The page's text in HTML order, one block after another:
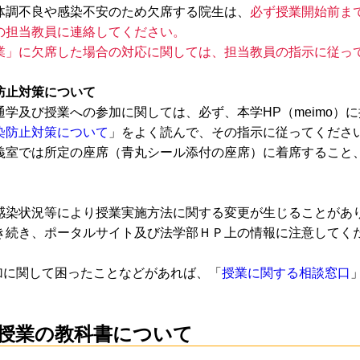
調不良や感染不安のため欠席する院生は、 必ず授業開始前ま
担当教員に連絡してください。
」に欠席した場合の対応に関しては、担当教員の指示に従っ
止対策について
学及び授業への参加に関しては、必ず、本学HP（meimo）
防止対策について 」をよく読んで、その指示に従ってくだ
室では所定の座席（青丸シール添付の座席）に着席するこ
状況等により授業実施方法に関する変更が生じることがあ
続き、ポータルサイト及び法学部ＨＰ上の情報に注意してく
関して困ったことなどがあれば、「 授業に関する相談窓口
業の教科書について